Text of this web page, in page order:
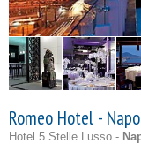
Romeo Hotel -
Hotel 5 Stelle Lusso -